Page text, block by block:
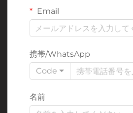
Email
携帯/WhatsApp
Code
名前